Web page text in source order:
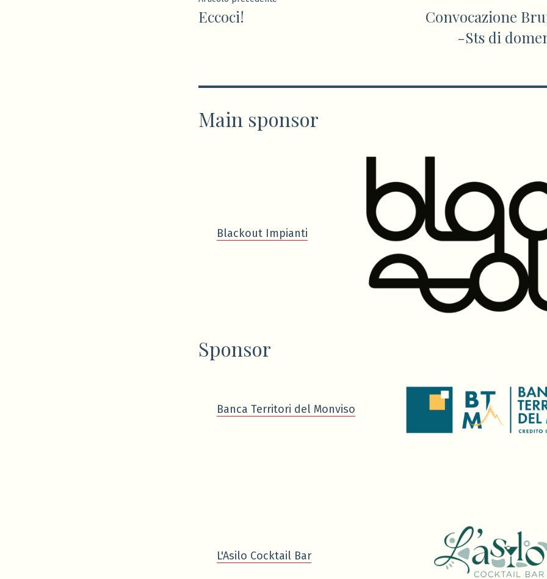
articoli
Eccoci!
Convocazione
-Sts di
Main sponsor
Blackout Impianti
Sponsor
Banca Territori del Monviso
L'Asilo Cocktail Bar